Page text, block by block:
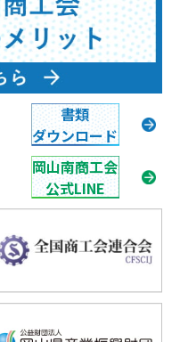
書類
ダウンロード
岡山南商工会
公式LINE